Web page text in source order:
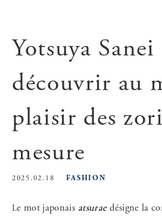
Yotsuya
découvrir au
plaisir des
mesure
2025.02.18 FASHION
Le mot japonais atsurae désigne la